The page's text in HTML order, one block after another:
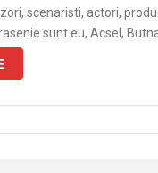
scenaristi, actori,
sunt eu, Acsel,
care este. Daca aveti